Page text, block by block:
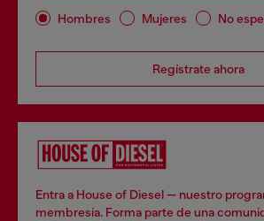
Hombres Mujeres No
Regístrate ahora
Entra a House of Diesel — nuestro
membresía. Forma parte de una